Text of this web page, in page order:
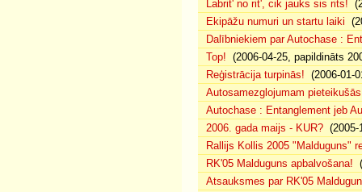
Labrit' no rit', cik jauks sis rits!
Ekipāžu numuri un startu laiki
Dalībniekiem par Autochase :
Top! (2006-04-25, papildināts
Reģistrācija turpinās! (2006-01-
Autosamezglojumam
Autochase : Entanglement jeb
2006. gada maijs - KUR? (2005-
Rallijs Kollis 2005 "Malduguns"
RK'05 Malduguns apbalvošana!
Atsauksmes par RK'05